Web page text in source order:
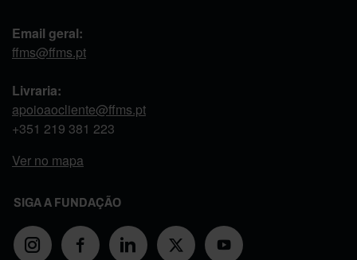
Email geral:
ffms@ffms.pt
Livraria:
apoioaocliente@ffms.pt
+351 219 381 223
Ver no mapa
SIGA A FUNDAÇÃO